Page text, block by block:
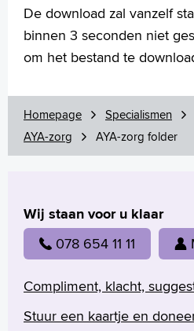
Folders
Praktische
Werken
De download zal vanzelf
binnen 3 seconden niet
om het bestand te
Homepage Specialismen
AYA-zorg
AYA-zorg folder
Wij staan voor u klaar
078 654 11 11
Compliment, klacht,
Stuur een kaartje en